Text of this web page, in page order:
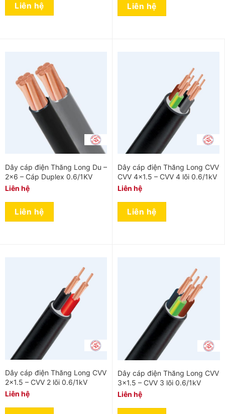
Liên hệ Liên hệ
Dây cáp điện Thăng Long Du –
2×6 – Cáp Duplex 0.6/1KV
Liên hệ
Liên hệ
Dây cáp điện Thăng Long CVV
CVV 4×1.5 – CVV 4 lõi 0.6/1kV
Liên hệ
Liên hệ
Dây cáp điện Thăng Long CVV
2×1.5 – CVV 2 lõi 0.6/1kV
Liên hệ
Dây cáp điện Thăng Long CVV
3×1.5 – CVV 3 lõi 0.6/1kV
Liên hệ